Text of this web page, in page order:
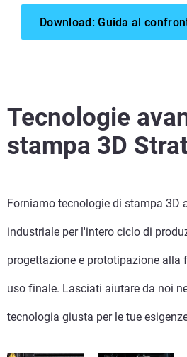
Scopri di più
Scopri di più
Download: Guida al
Tecnologie
stampa 3D
Forniamo tecnologie di stampa 3D
industriale per l'intero ciclo di
progettazione e prototipazione alla
uso finale. Lasciati aiutare da noi
tecnologia giusta per le tue